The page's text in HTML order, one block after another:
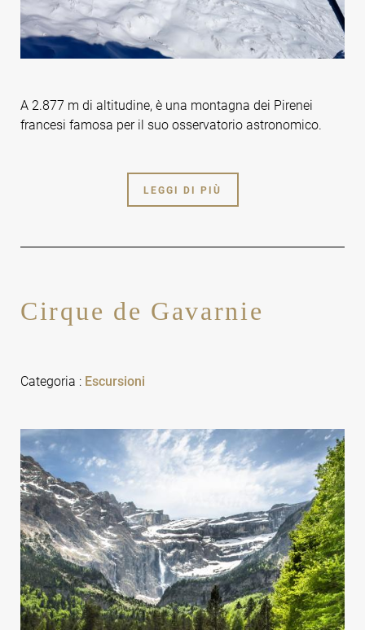
A 2.877 m di altitudine, è una montagna dei Pirenei
francesi famosa per il suo osservatorio astronomico.
LEGGI DI PIÙ
Cirque de Gavarnie
Categoria : Escursioni